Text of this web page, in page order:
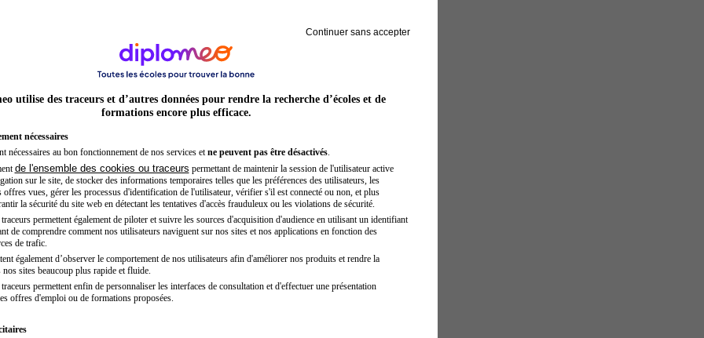
Entrepreneur
Continuer sans accepter
utilise des traceurs et d’autres données pour rendre la recherche d’écoles et de
formations encore plus efficace.
nécessaires
nécessaires au bon fonctionnement de nos services et ne peuvent pas être désactivés.
de l'ensemble des cookies ou traceurs permettant de maintenir la session de l'utilisateur active
sur le site, de stocker des informations temporaires telles que les préférences des utilisateurs, les
offres vues, gérer les processus d'identification de l'utilisateur, vérifier s'il est connecté ou non, et plus
la sécurité du site web en détectant les tentatives d'accès frauduleux ou les violations de sécurité.
permettent également de piloter et suivre les sources d'acquisition d'audience en utilisant un identifiant
de comprendre comment nos utilisateurs naviguent sur nos sites et nos applications en fonction des
de trafic.
également d’observer le comportement de nos utilisateurs afin d'améliorer nos produits et rendre la
sites beaucoup plus rapide et fluide.
permettent enfin de personnaliser les interfaces de consultation et d'effectuer une présentation
offres d'emploi ou de formations proposées.